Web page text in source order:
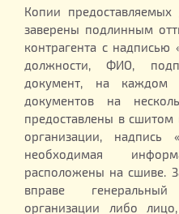
Копии
заверены подлинным
контрагента с надписью
должности, ФИО,
документ, на каждом
документов на
предоставлены в сшитом
организации,
необходимая
расположены на сшиве.
вправе
организации либо